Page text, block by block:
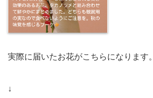
実際に届いたお花がこちらになります。
↓